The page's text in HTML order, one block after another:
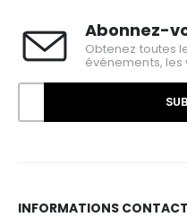
Abonnez-
Obtenez toutes
événements, les
INFORMATIONS CONTACT